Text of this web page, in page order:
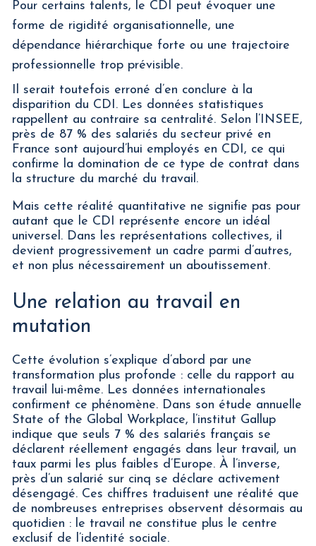
Pour certains talents, le CDI peut évoquer une
forme de rigidité organisationnelle, une
dépendance hiérarchique forte ou une trajectoire
professionnelle trop prévisible.
Il serait toutefois erroné d’en conclure à la
disparition du CDI. Les données statistiques
rappellent au contraire sa centralité. Selon l’INSEE,
près de 87 % des salariés du secteur privé en
France sont aujourd’hui employés en CDI, ce qui
confirme la domination de ce type de contrat dans
la structure du marché du travail.
Mais cette réalité quantitative ne signifie pas pour
autant que le CDI représente encore un idéal
universel. Dans les représentations collectives, il
devient progressivement un cadre parmi d’autres,
et non plus nécessairement un aboutissement.
Une relation au travail en
mutation
Cette évolution s’explique d’abord par une
transformation plus profonde : celle du rapport au
travail lui-même. Les données internationales
confirment ce phénomène. Dans son étude annuelle
State of the Global Workplace, l’institut Gallup
indique que seuls 7 % des salariés français se
déclarent réellement engagés dans leur travail, un
taux parmi les plus faibles d’Europe. À l’inverse,
près d’un salarié sur cinq se déclare activement
désengagé. Ces chiffres traduisent une réalité que
de nombreuses entreprises observent désormais au
quotidien : le travail ne constitue plus le centre
exclusif de l’identité sociale.